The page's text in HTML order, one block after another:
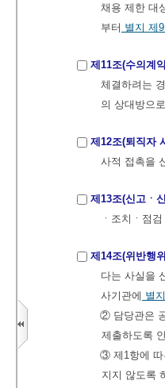
채용 제한 대
부터 별지 제
제11조(수의계
체결하려는
의 상대방으
제12조(퇴직자
사적 접촉을
제13조(신고ㆍ
ㆍ조치ㆍ점
제14조(위반행
다는 사실을
사기관에 별
② 담당관은
제출하도록
③ 제1항에 따
지지 않도록